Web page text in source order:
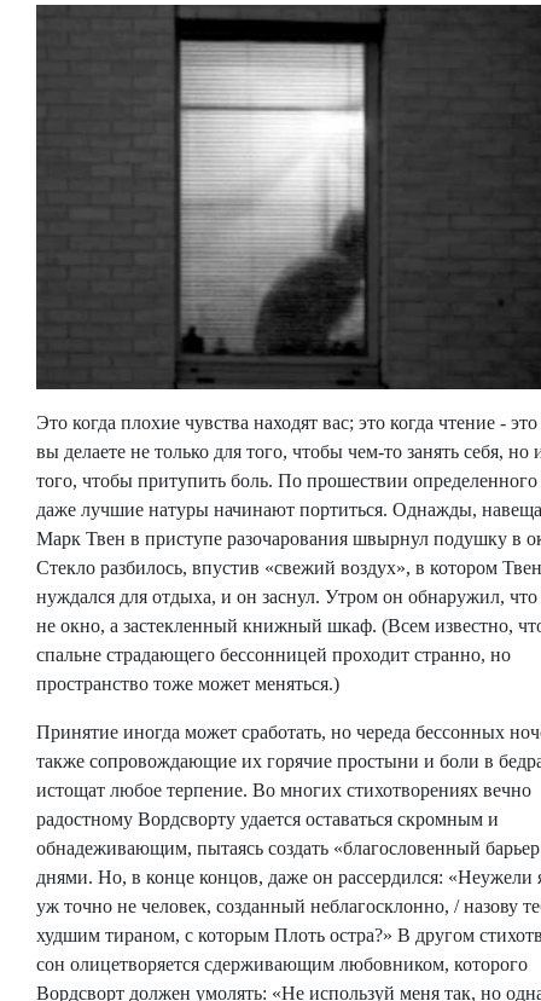
Это когда плохие чувства находят вас; это когда чтение -
вы делаете не только для того, чтобы чем-то занять себя, но
того, чтобы притупить боль. По прошествии определенного
даже лучшие натуры начинают портиться. Однажды,
Марк Твен в приступе разочарования швырнул подушку в
Стекло разбилось, впустив «свежий воздух», в котором Твен
нуждался для отдыха, и он заснул. Утром он обнаружил, что
не окно, а застекленный книжный шкаф. (Всем известно,
спальне страдающего бессонницей проходит странно, но
пространство тоже может меняться.)
Принятие иногда может сработать, но череда бессонных
также сопровождающие их горячие простыни и боли в
истощат любое терпение. Во многих стихотворениях вечно
радостному Вордсворту удается оставаться скромным и
обнадеживающим, пытаясь создать «благословенный
днями. Но, в конце концов, даже он рассердился: «Неужели
уж точно не человек, созданный неблагосклонно, / назову
худшим тираном, с которым Плоть остра?» В другом
сон олицетворяется сдерживающим любовником, которого
Вордсворт должен умолять: «Не используй меня так, но